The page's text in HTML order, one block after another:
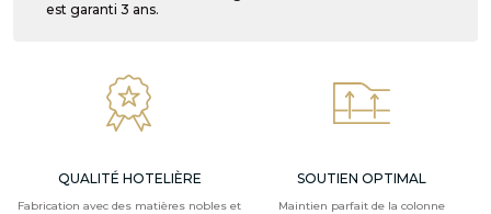
est garanti 3 ans.
QUALITÉ HOTELIÈRE
Fabrication avec des matières nobles et
SOUTIEN OPTIMAL
Maintien parfait de la colonne